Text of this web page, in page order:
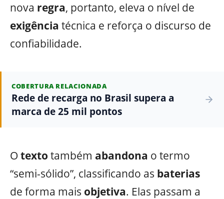
nova regra, portanto, eleva o nível de
exigência técnica e reforça o discurso de
confiabilidade.
COBERTURA RELACIONADA
Rede de recarga no Brasil supera a
marca de 25 mil pontos
O texto também abandona o termo
“semi-sólido”, classificando as baterias
de forma mais objetiva. Elas passam a